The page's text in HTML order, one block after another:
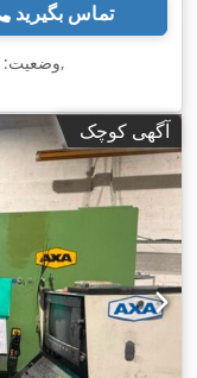
تماس بگیرید
وضعیت:,
آگهی کوچک